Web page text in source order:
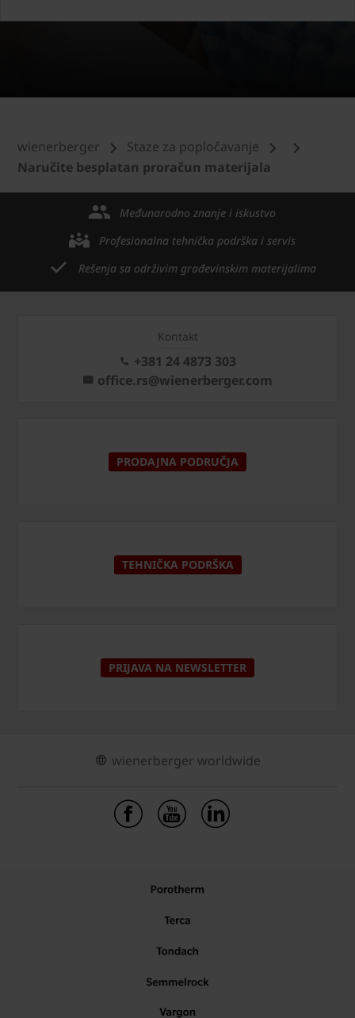
wienerberger
Staze za popločavanje
Naručite besplatan proračun materijala
Međunarodno znanje i iskustvo
Profesionalna tehnička podrška i servis
Rešenja sa održivim građevinskim materijalima
Kontakt
+381 24 4873 303
office.rs@wienerberger.com
PRODAJNA PODRUČJA
TEHNIČKA PODRŠKA
PRIJAVA NA NEWSLETTER
wienerberger worldwide